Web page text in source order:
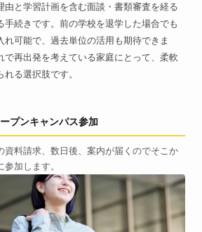
由と学習計画を含む面談・書類審査を経る
手続きです。前の学校を退学した場合でも
れ可能で、過去単位の活用も期待できま
で再出発を考えている家庭にとって、柔軟
る選択肢です。
プンキャンパス参加
資料請求、数日後、案内が届くのでそこか
加します。